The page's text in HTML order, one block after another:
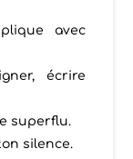
avec
écrire
superflu.
silence.